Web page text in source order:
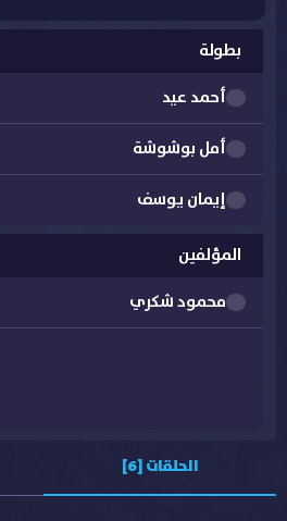
بطولة
أحمد عيد
أمل بوشوشة
إيمان يوسف
إيناس كامل
إيهاب فهمي
ماجد المصري
المؤلفين
محمود شكري
الحلقات [6]